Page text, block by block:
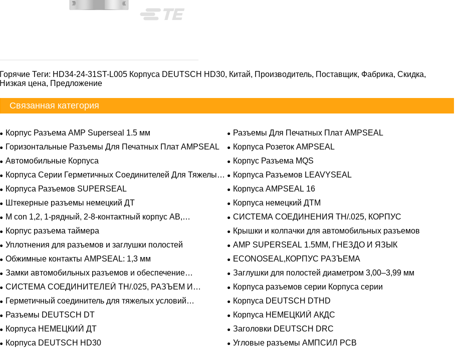
Горячие Теги: HD34-24-31ST-L005 Корпуса DEUTSCH HD30, Китай, Производитель, Поставщик, Фабрика, Скидка,
Низкая цена, Предложение
Связанная категория
Корпус Разъема AMP Superseal 1.5 мм
Разъемы Для Печатных Плат AMPSEAL
Горизонтальные Разъемы Для Печатных Плат AMPSEAL
Корпуса Розеток AMPSEAL
Автомобильные Корпуса
Корпус Разъема MQS
Корпуса Серии Герметичных Соединителей Для Тяжелых
Условий Эксплуатации
Корпуса Разъемов LEAVYSEAL
Корпуса Разъемов SUPERSEAL
Корпуса AMPSEAL 16
Штекерные разъемы немецкий ДТ
Корпуса немецкий ДТМ
M con 1,2, 1-рядный, 2-8-контактный корпус AB,
герметичный
СИСТЕМА СОЕДИНЕНИЯ TH/.025, КОРПУС
Корпус разъема таймера
Крышки и колпачки для автомобильных разъемов
Уплотнения для разъемов и заглушки полостей
AMP SUPERSEAL 1.5MM, ГНЕЗДО И ЯЗЫК
Обжимные контакты AMPSEAL: 1,3 мм
ECONOSEAL,КОРПУС РАЗЪЕМА
Замки автомобильных разъемов и обеспечение
положения
Заглушки для полостей диаметром 3,00–3,99 мм
СИСТЕМА СОЕДИНИТЕЛЕЙ TH/.025, РАЗЪЕМ И
ВКЛАДЫШ
Корпуса разъемов серии Корпуса серии
Герметичный соединитель для тяжелых условий
эксплуатации Фиксирующие направляющие серии
Корпуса DEUTSCH DTHD
Разъемы DEUTSCH DT
Корпуса НЕМЕЦКИЙ АКДС
Корпуса НЕМЕЦКИЙ ДТ
Заголовки DEUTSCH DRC
Корпуса DEUTSCH HD30
Угловые разъемы АМПСИЛ PCB